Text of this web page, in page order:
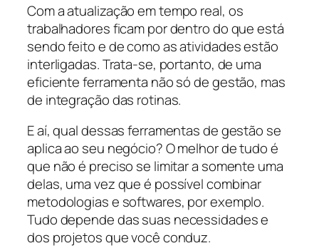
Com a atualização em tempo real, os
trabalhadores ficam por dentro do que está
sendo feito e de como as atividades estão
interligadas. Trata-se, portanto, de uma
eficiente ferramenta não só de gestão, mas
de integração das rotinas.
E aí, qual dessas ferramentas de gestão se
aplica ao seu negócio? O melhor de tudo é
que não é preciso se limitar a somente uma
delas, uma vez que é possível combinar
metodologias e softwares, por exemplo.
Tudo depende das suas necessidades e
dos projetos que você conduz.